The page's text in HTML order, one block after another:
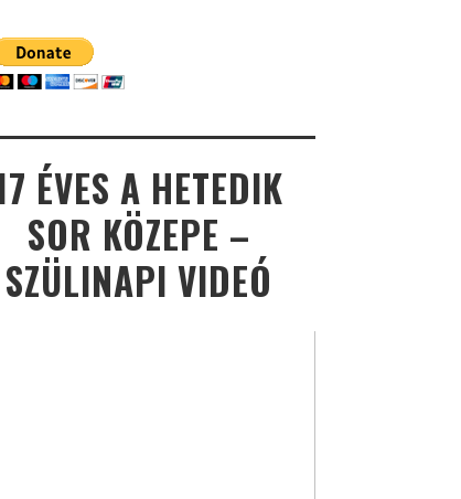
ÉVES A HETEDIK
SOR KÖZEPE –
SZÜLINAPI VIDEÓ